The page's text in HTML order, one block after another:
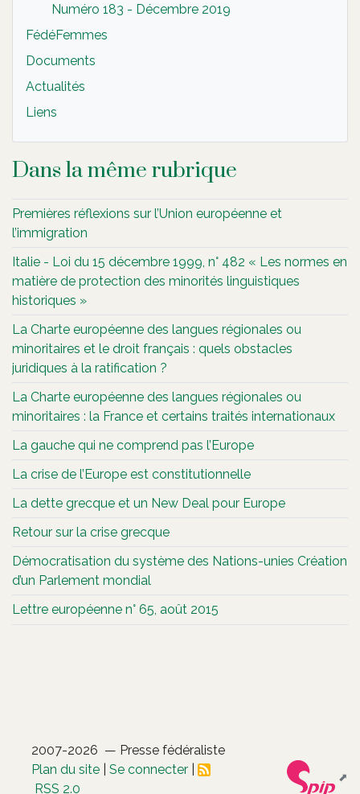
Numéro 183 - Décembre 2019
FédéFemmes
Documents
Actualités
Liens
Dans la même rubrique
Premières réflexions sur l’Union européenne et
l’immigration
Italie - Loi du 15 décembre 1999, n° 482 « Les normes en
matière de protection des minorités linguistiques
historiques »
La Charte européenne des langues régionales ou
minoritaires et le droit français : quels obstacles
juridiques à la ratification ?
La Charte européenne des langues régionales ou
minoritaires : la France et certains traités internationaux
La gauche qui ne comprend pas l’Europe
La crise de l’Europe est constitutionnelle
La dette grecque et un New Deal pour Europe
Retour sur la crise grecque
Démocratisation du système des Nations-unies Création
d’un Parlement mondial
Lettre européenne n° 65, août 2015
2007-2026 — Presse fédéraliste
Plan du site
Se connecter
RSS 2.0